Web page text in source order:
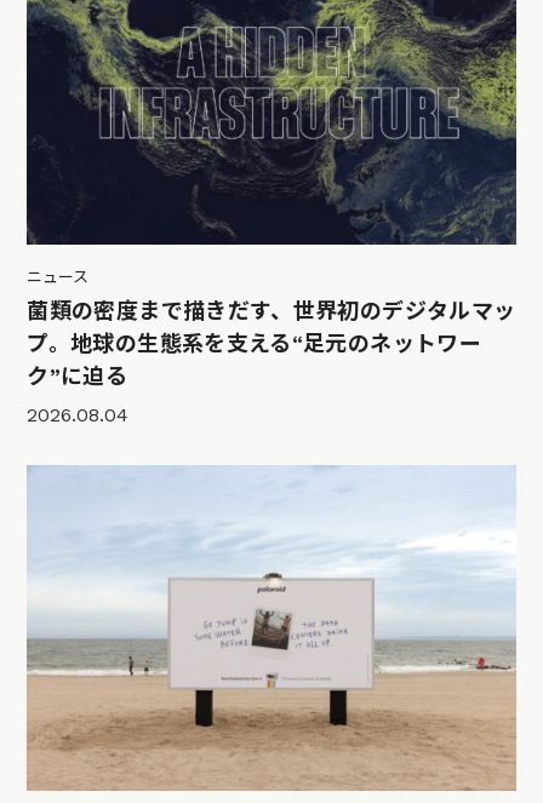
ニュース
菌類の密度まで描きだす、世界初のデジタルマッ
プ。地球の生態系を支える“足元のネットワー
ク”に迫る
2026.08.04